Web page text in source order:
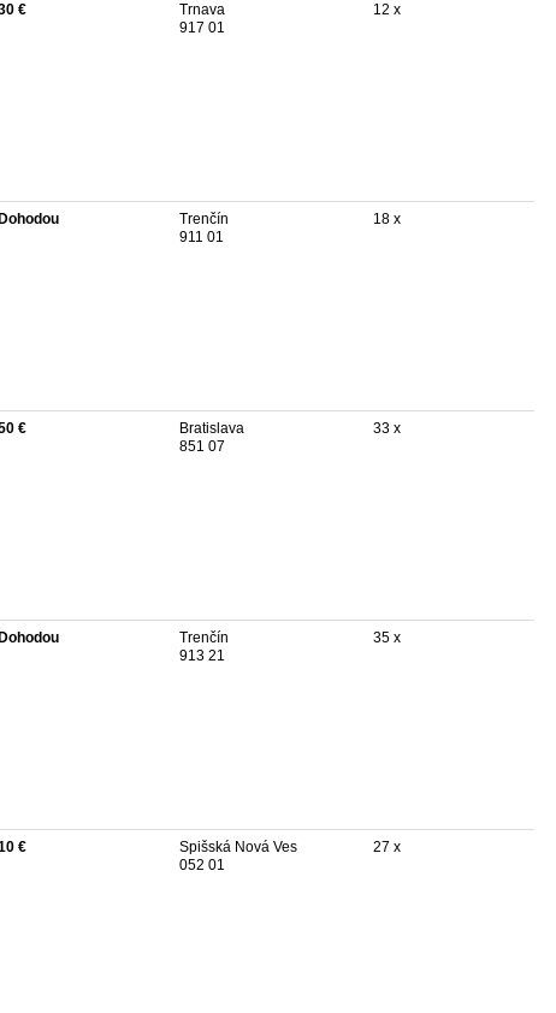
€
Trnava
917 01
12 x
Dohodou
Trenčín
911 01
18 x
€
Bratislava
851 07
33 x
Dohodou
Trenčín
913 21
35 x
€
Spišská Nová Ves
052 01
27 x